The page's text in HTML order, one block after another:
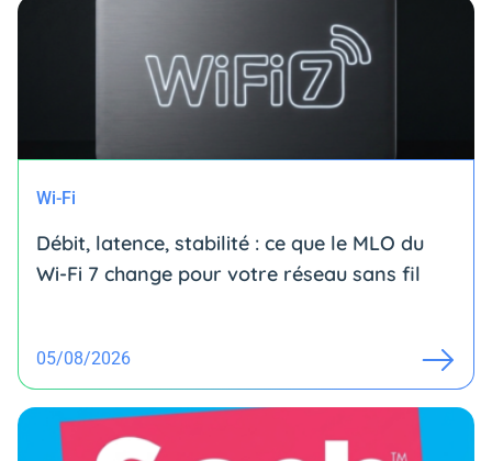
Wi-Fi
Débit, latence, stabilité : ce que le MLO du
Wi-Fi 7 change pour votre réseau sans fil
05/08/2026